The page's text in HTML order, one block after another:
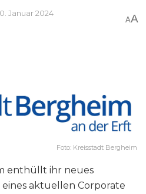
Januar 2024
AA
Foto: Kreisstadt Bergheim
enthüllt ihr neues
aktuellen Corporate